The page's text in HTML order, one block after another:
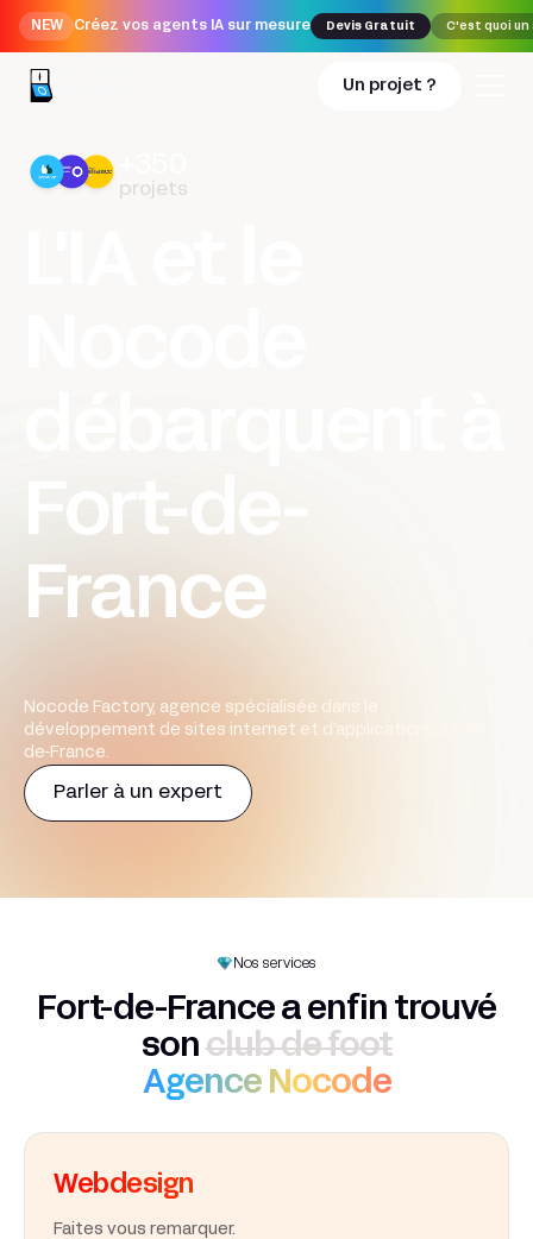
NEW Créez vos agents IA sur mesure Devis Gratuit C'est quoi un
Un projet ?
projets
Fort-de-
France
Nocode Factory, agence spécialisée dans le
développement de sites internet et d’applications à Fort-
de-France.
Parler à un expert
Nos services
Fort-de-France a enfin trouvé
son club de foot
Agence Nocode
Webdesign
Faites vous remarquer.